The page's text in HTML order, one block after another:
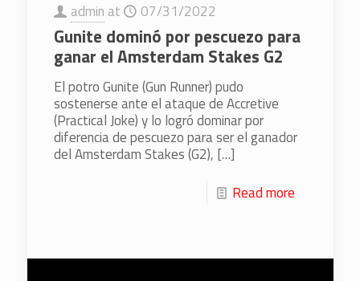
admin at 07/31/2022
Gunite dominó por pescuezo para
ganar el Amsterdam Stakes G2
El potro Gunite (Gun Runner) pudo
sostenerse ante el ataque de Accretive
(Practical Joke) y lo logró dominar por
diferencia de pescuezo para ser el ganador
del Amsterdam Stakes (G2), […]
Read more